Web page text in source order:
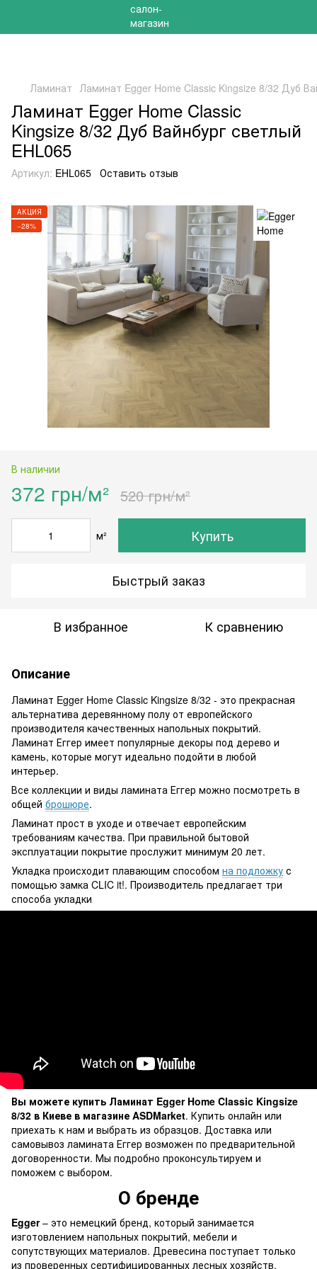
Ламинат Ламинат Egger Home Classic Kingsize 8/32 Дуб
Ламинат Egger Home Classic
Kingsize 8/32 Дуб Вайнбург светлый
EHL065
Артикул: EHL065 Оставить отзыв
АКЦИЯ
−28%
В наличии
372 грн/м² 520 грн/м²
м² Купить
Быстрый заказ
В избранное К сравнению
Описание
Ламинат Egger Home Classic Kingsize 8/32 - это прекрасная
альтернатива деревянному полу от европейского
производителя качественных напольных покрытий.
Ламинат Еггер имеет популярные декоры под дерево и
камень, которые могут идеально подойти в любой
интерьер.
Все коллекции и виды ламината Еггер можно посмотреть в
общей брошюре.
Ламинат прост в уходе и отвечает европейским
требованиям качества. При правильной бытовой
эксплуатации покрытие прослужит минимум 20 лет.
Укладка происходит плавающим способом на подложку с
помощью замка CLIC it!. Производитель предлагает три
способа укладки
Вы можете купить Ламинат Egger Home Classic Kingsize
8/32 в Киеве в магазине ASDMarket. Купить онлайн или
приехать к нам и выбрать из образцов. Доставка или
самовывоз ламината Еггер возможен по предварительной
договоренности. Мы подробно проконсультируем и
поможем с выбором.
О бренде
Egger– это немецкий бренд, который занимается
изготовлением напольных покрытий, мебели и
сопутствующих материалов. Древесина поступает только
из проверенных сертифицированных лесных хозяйств.